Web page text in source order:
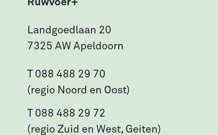
Ruwvoer+
Landgoedlaan 20
7325 AW Apeldoorn
T 088 488 29 70
(regio Noord en Oost)
T 088 488 29 72
(regio Zuid en West, Geiten)